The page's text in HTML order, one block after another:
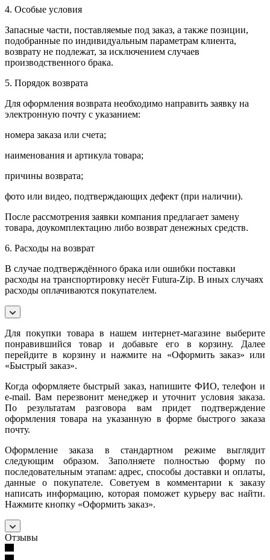
4. Особые условия
Запасные части, поставляемые под заказ, а также позиции,
подобранные по индивидуальным параметрам клиента,
возврату не подлежат, за исключением случаев
производственного брака.
5. Порядок возврата
Для оформления возврата необходимо направить заявку на
электронную почту с указанием:
номера заказа или счета;
наименования и артикула товара;
причины возврата;
фото или видео, подтверждающих дефект (при наличии).
После рассмотрения заявки компания предлагает замену
товара, доукомплектацию либо возврат денежных средств.
6. Расходы на возврат
В случае подтверждённого брака или ошибки поставки
расходы на транспортировку несёт Futura-Zip. В иных случаях
расходы оплачиваются покупателем.
Для покупки товара в нашем интернет-магазине выберите
понравившийся товар и добавьте его в корзину. Далее
перейдите в корзину и нажмите на «Оформить заказ» или
«Быстрый заказ».
Когда оформляете быстрый заказ, напишите ФИО, телефон и
e-mail. Вам перезвонит менеджер и уточнит условия заказа.
По результатам разговора вам придет подтверждение
оформления товара на указанную в форме быстрого заказа
почту.
Оформление заказа в стандартном режиме выглядит
следующим образом. Заполняете полностью форму по
последовательным этапам: адрес, способы доставки и оплаты,
данные о покупателе. Советуем в комментарии к заказу
написать информацию, которая поможет курьеру вас найти.
Нажмите кнопку «Оформить заказ».
Отзывы